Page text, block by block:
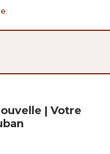
| Votre